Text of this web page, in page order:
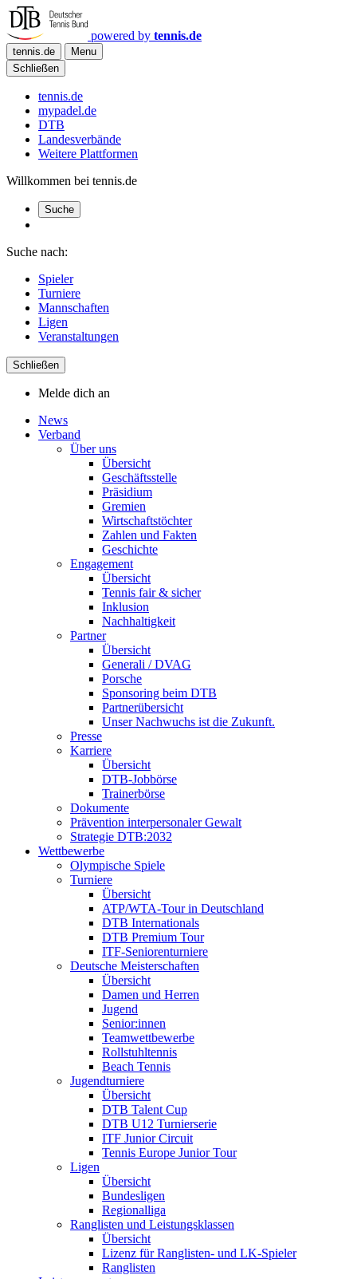
powered by tennis.de
tennis.de
Menu
Schließen
tennis.de
mypadel.de
DTB
Landesverbände
Weitere Plattformen
Willkommen bei tennis.de
Suche
Suche nach:
Spieler
Turniere
Mannschaften
Ligen
Veranstaltungen
Schließen
Melde dich an
News
Verband
Über uns
Übersicht
Geschäftsstelle
Präsidium
Gremien
Wirtschaftstöchter
Zahlen und Fakten
Geschichte
Engagement
Übersicht
Tennis fair & sicher
Inklusion
Nachhaltigkeit
Partner
Übersicht
Generali / DVAG
Porsche
Sponsoring beim DTB
Partnerübersicht
Unser Nachwuchs ist die Zukunft.
Presse
Karriere
Übersicht
DTB-Jobbörse
Trainerbörse
Dokumente
Prävention interpersonaler Gewalt
Strategie DTB:2032
Wettbewerbe
Olympische Spiele
Turniere
Übersicht
ATP/WTA-Tour in Deutschland
DTB Internationals
DTB Premium Tour
ITF-Seniorenturniere
Deutsche Meisterschaften
Übersicht
Damen und Herren
Jugend
Senior:innen
Teamwettbewerbe
Rollstuhltennis
Beach Tennis
Jugendturniere
Übersicht
DTB Talent Cup
DTB U12 Turnierserie
ITF Junior Circuit
Tennis Europe Junior Tour
Ligen
Übersicht
Bundesligen
Regionalliga
Ranglisten und Leistungsklassen
Übersicht
Lizenz für Ranglisten- und LK-Spieler
Ranglisten